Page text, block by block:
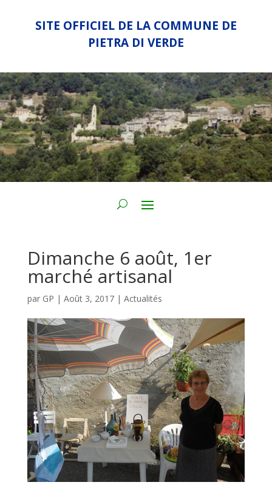
SITE OFFICIEL DE LA COMMUNE DE
PIETRA DI VERDE
Dimanche 6 août, 1er
marché artisanal
par GP | Août 3, 2017| Actualités